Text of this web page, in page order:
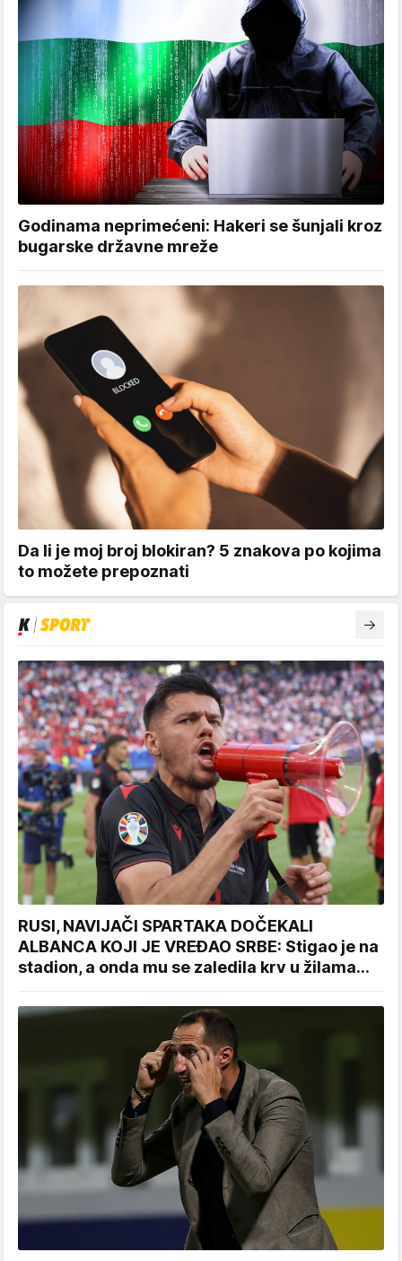
Godinama neprimećeni: Hakeri se šunjali kroz
bugarske državne mreže
Da li je moj broj blokiran? 5 znakova po kojima
to možete prepoznati
RUSI, NAVIJAČI SPARTAKA DOČEKALI
ALBANCA KOJI JE VREĐAO SRBE: Stigao je na
stadion, a onda mu se zaledila krv u žilama...